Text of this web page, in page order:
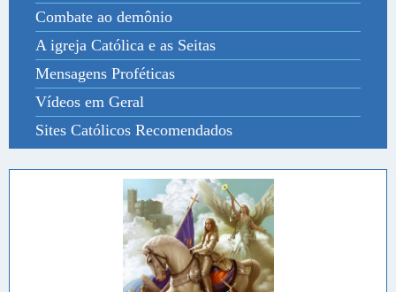
Combate ao demônio
A igreja Católica e as Seitas
Mensagens Proféticas
Vídeos em Geral
Sites Católicos Recomendados